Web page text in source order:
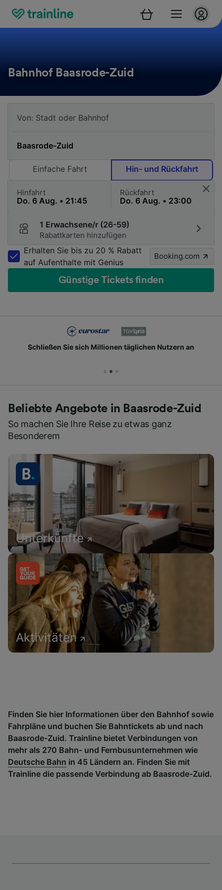
Bahnhof Baasrode-Zuid
Einfache Fahrt Hin- und Rückfahrt
Hinfahrt Rückfahrt
1 Erwachsene/r (26-59)
Rabattkarten hinzufügen
Erhalten Sie bis zu 20 % Rabatt
auf Aufenthalte mit Genius
Booking.com
Günstige Tickets finden
Schließen Sie sich Millionen täglichen Nutzern an
Beliebte Angebote in Baasrode-Zuid
So machen Sie Ihre Reise zu etwas ganz
Besonderem
Unterkünfte
Aktivitäten
Finden Sie hier Informationen über den Bahnhof sowie
Fahrpläne und buchen Sie Bahntickets ab und nach
Baasrode-Zuid. Trainline bietet Verbindungen von
mehr als 270 Bahn- und Fernbusunternehmen wie
Deutsche Bahn in 45 Ländern an. Finden Sie mit
Trainline die passende Verbindung ab Baasrode-Zuid.